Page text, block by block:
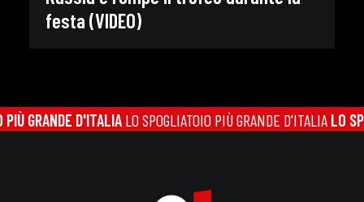
festa (VIDEO)
GRANDE D'ITALIALO SPOGLIATOIO PIÙ GRANDE D'ITALIALO